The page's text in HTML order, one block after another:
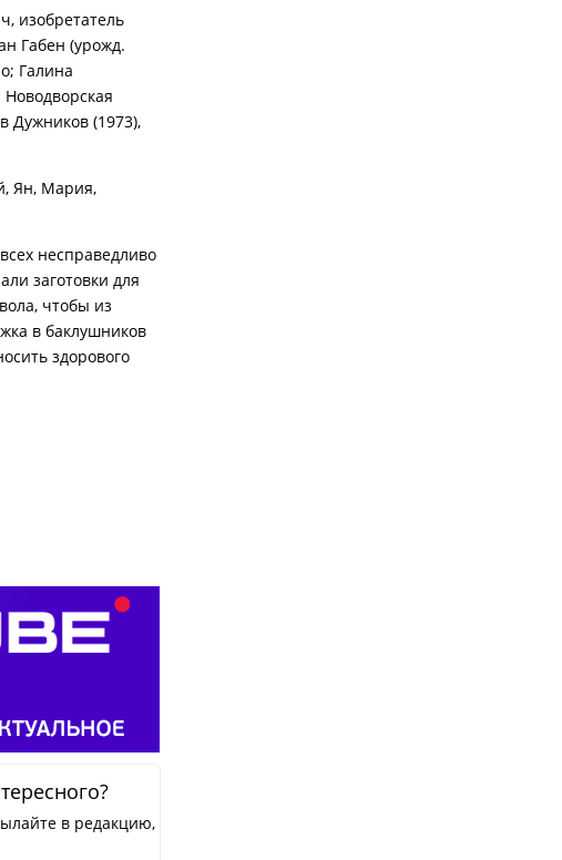
изобретатель
Габен (урожд.
Галина
Дужников (1973),
Ян, Мария,
несправедливо
заготовки для
чтобы из
в баклушников
здорового
в редакцию,